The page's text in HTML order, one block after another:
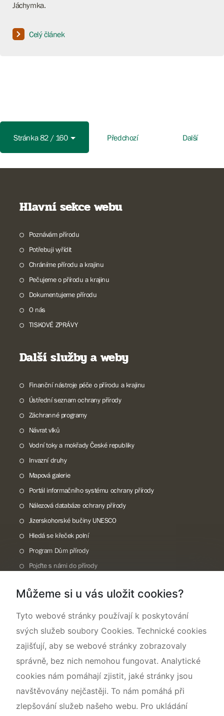
Jáchymka.
Celý článek
Stránka 82 / 160 Předchozí Další
Hlavní sekce webu
Poznávám přírodu
Potřebuji vyřídit
Chráníme přírodu a krajinu
Pečujeme o přírodu a krajinu
Dokumentujeme přírodu
O nás
TISKOVÉ ZPRÁVY
Další služby a weby
Finanční nástroje péče o přírodu a krajinu
Ústřední seznam ochrany přírody
Záchranné programy
Návrat vlků
Vodní toky a mokřady České republiky
Invazní druhy
Mapová galerie
Portál informačního systému ochrany přírody
Nálezová databáze ochrany přírody
Jizerskohorské bučiny UNESCO
Hledá se křeček polní
Program Dům přírody
Pojďte s námi do přírody
Rok CHKO pod záštitou České komise pro UNESCO
Můžeme si u vás uložit cookies?
Tyto webové stránky používají k poskytování
svých služeb soubory Cookies. Technické cookies
zajišťují, aby se webové stránky zobrazovaly
správně, bez nich nemohou fungovat. Analytické
cookies nám pomáhají zjistit, jaké stránky jsou
navštěvovány nejčastěji. To nám pomáhá při
zlepšování služeb našeho webu. Pro ukládání